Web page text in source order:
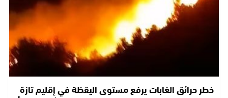
خطر حرائق الغابات يرفع مستوى اليقظة في إقليم تازة